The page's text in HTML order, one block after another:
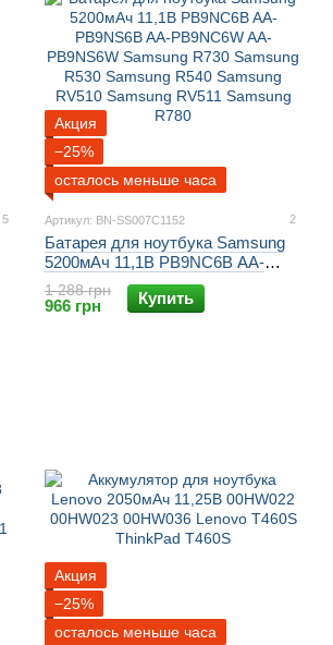
5
Акция
−25%
осталось меньше часа
Артикул: BN-SS007C1152 2
Батарея для ноутбука Samsung
5200мАч 11,1В PB9NC6B AA-
PB9NS6B AA-PB9NC6W AA-
PB9NS6W Samsung R730
Samsung R530 Samsung R540
1 288 грн
966 грн Купить
Акция
−25%
осталось меньше часа